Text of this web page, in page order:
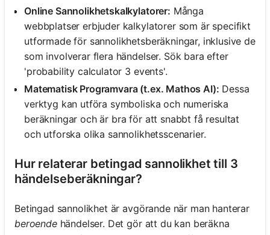
Online Sannolikhetskalkylatorer: Många
webbplatser erbjuder kalkylatorer som är specifikt
utformade för sannolikhetsberäkningar, inklusive de
som involverar flera händelser. Sök bara efter
'probability calculator 3 events'.
Matematisk Programvara (t.ex. Mathos AI): Dessa
verktyg kan utföra symboliska och numeriska
beräkningar och är bra för att snabbt få resultat
och utforska olika sannolikhetsscenarier.
Hur relaterar betingad sannolikhet till 3
händelseberäkningar?
Betingad sannolikhet är avgörande när man hanterar
beroendehändelser. Det gör att du kan beräkna